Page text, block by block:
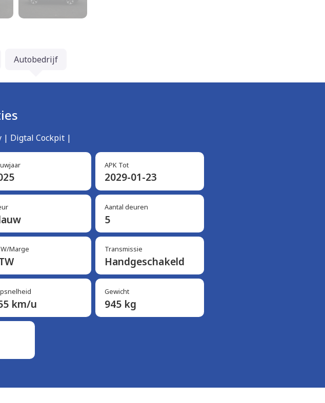
Autobedrijf
| Digtal Cockpit |
APK Tot
2029-01-23
Aantal deuren
5
Marge Transmissie
Handgeschakeld
km/u
Gewicht
945 kg